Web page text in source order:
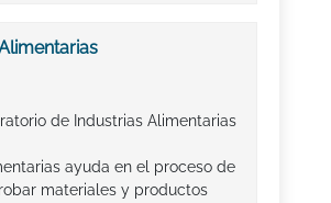
de Industrias Alimentarias
ayuda en el proceso de
materiales y productos